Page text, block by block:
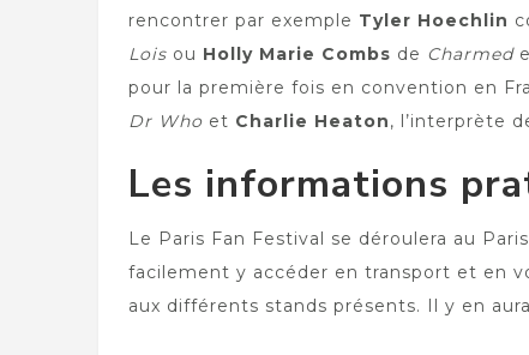
rencontrer par exemple Tyler Hoechlin
Lois ou Holly Marie Combs de Charmed
pour la première fois en convention en
Dr Who et Charlie Heaton, l’interprète
Les informations
Le Paris Fan Festival se déroulera au
facilement y accéder en transport et en
aux différents stands présents. Il y en